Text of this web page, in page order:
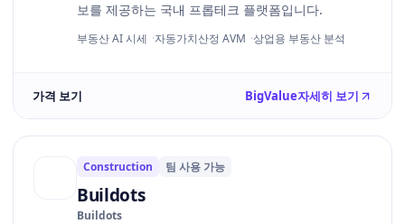
보를 제공하는 국내 프롭테크 플랫폼입니다.
부동산 AI 시세 자동가치산정 AVM 상업용 부동산 분석
가격 보기 BigValue자세히 보기
Construction 팀 사용 가능
Buildots
Buildots